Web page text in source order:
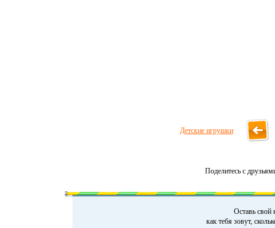
Детские игрушки
Поделитесь с
Оставь свой
как тебя зовут,